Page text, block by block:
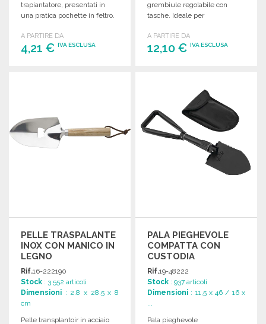
trapiantatore, presentati in
una pratica pochette in feltro.
A PARTIRE DA
4,21 € IVA ESCLUSA
grembiule regolabile con
tasche. Ideale per
A PARTIRE DA
12,10 € IVA ESCLUSA
Richiedi un preventivo
PELLE TRASPALANTE
INOX CON MANICO IN
LEGNO
Rif.16-222190
Stock : 3 552 articoli
Dimensioni : 2.8 x 28.5 x 8
cm
Pelle transplantoir in acciaio
PALA PIEGHEVOLE
COMPATTA CON
CUSTODIA
Rif.19-48222
Stock : 937 articoli
Dimensioni : 11,5 x 46 / 16 x
...
Pala pieghevole